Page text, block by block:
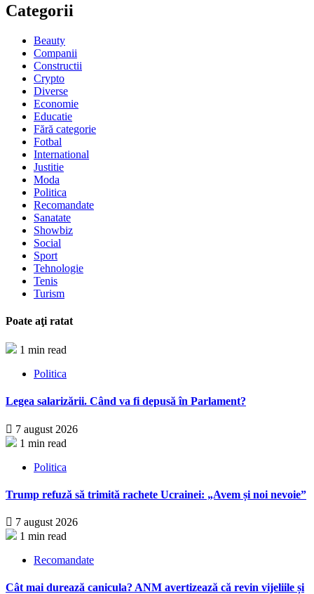
Categorii
Beauty
Companii
Constructii
Crypto
Diverse
Economie
Educatie
Fără categorie
Fotbal
International
Justitie
Moda
Politica
Recomandate
Sanatate
Showbiz
Social
Sport
Tehnologie
Tenis
Turism
Poate aţi ratat
1 min read
Politica
Legea salarizării. Când va fi depusă în Parlament?
7 august 2026
1 min read
Politica
Trump refuză să trimită rachete Ucrainei: „Avem și noi nevoie”
7 august 2026
1 min read
Recomandate
Cât mai durează canicula? ANM avertizează că revin vijeliile și